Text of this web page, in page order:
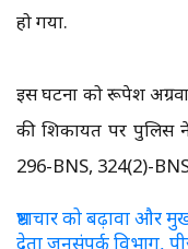
हो गया.
इस घटना को रूपेश
की शिकायत पर पुलिस
296-BNS, 324(2)-
भ्रष्टाचार को बढ़ावा और
देता जनसंपर्क विभाग,